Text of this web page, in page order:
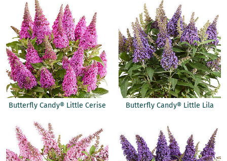
Butterfly Candy® Little Cerise Butterfly Candy® Little Lila